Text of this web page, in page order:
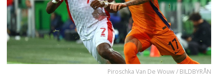
Piroschka Van De Wouw / BILDBYRÅN